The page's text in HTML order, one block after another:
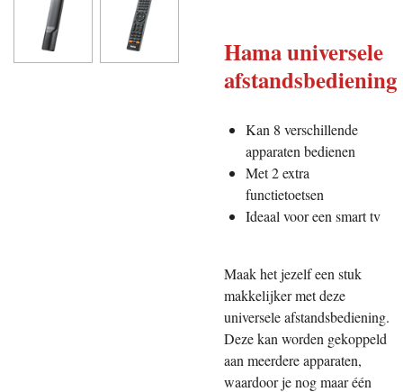
Hama universele
afstandsbediening
Kan 8 verschillende
apparaten bedienen
Met 2 extra
functietoetsen
Ideaal voor een smart tv
Maak het jezelf een stuk
makkelijker met deze
universele afstandsbediening.
Deze kan worden gekoppeld
aan meerdere apparaten,
waardoor je nog maar één